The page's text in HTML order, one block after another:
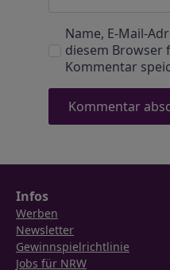
Name, E-Mail-
diesem Browser
Kommentar
Infos
Werben
Newsletter
Gewinnspielrichtlinie
Jobs für NRW